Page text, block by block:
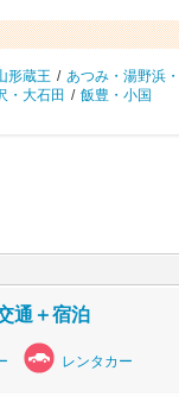
形蔵王 / あつみ・湯野浜
・大石田 / 飯豊・小国
通＋宿泊
レンタカー